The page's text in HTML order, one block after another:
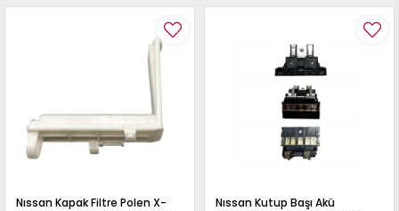
Nıssan Kapak Filtre Polen X-
Nıssan Kutup Başı Akü